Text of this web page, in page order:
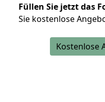
Füllen Sie jetzt das
Sie kostenlose
Kostenlose